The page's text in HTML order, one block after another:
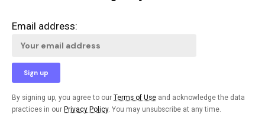
Email address:
By signing up, you agree to our Terms of Use and acknowledge the data
practices in our Privacy Policy. You may unsubscribe at any time.